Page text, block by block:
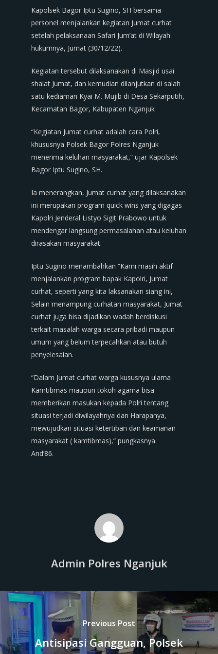
Kapolsek Bagor Iptu Sugino, SH bersama
personel menjalankan kegiatan Jumat curhat
setelah pelaksanaan Safari Jum’at di Wilayah
hukumnya, Jumat (30/12/22).
Kegiatan tersebut dilaksanakan di Masjid usai
shalat Jumat, dan kemudian dilanjutkan di salah
satu kediaman Kyai M. Mujib di Desa Sekarputih,
Kecamatan Bagor, Kabupaten Nganjuk
“Kegiatan Jumat curhat adalah cara Polri,
khususnya Polsek Bagor Polres Nganjuk
menerima keluhan masyarakat,” ujar Kapolsek
Bagor Iptu Sugino, SH.
Ia menerangkan, Jumat curhat yang dilaksanakan
ini merupakan program quick wins yang digagas
Kapolri Jenderal Listyo Sigit Prabowo untuk
mendengar langsung permasalahan atau keluhan
dirasakan masyarakat.
Iptu Sugino menambahkan “Kami masih aktif
menjalankan program bapak Kapolri, Jumat
curhat, seperti yang kita laksanakan siang ini,
Selain menampung curhatan masyarakat, Jumat
curhat juga bisa dijadikan wadah berdiskusi
terkait masalah warga secara pribadi maupun
umum yang belum terpecahkan atau butuh
penyelesaian.
“Dalam Jumat curhat warga kususnya ulama
Kamtibmas mauoun tokoh agama bisa
memberikan masukan kepada Polri tentang
situasi terjadi diwilayahnya dan Harapanya,
mewujudkan situasi ketertiban dan keamanan
masyarakat ( kamtibmas),” pungkasnya.
And’86.
Admin Polres Nganjuk
Previous Post
Antisipasi Gangguan, Polsek